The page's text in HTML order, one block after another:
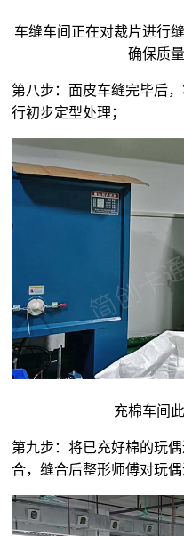
车缝车间正在对裁片进行
确保质
第八步：面皮车缝完毕后
行初步定型处理；
充棉车间
第九步：将已充好棉的玩
合，缝合后整形师傅对玩偶